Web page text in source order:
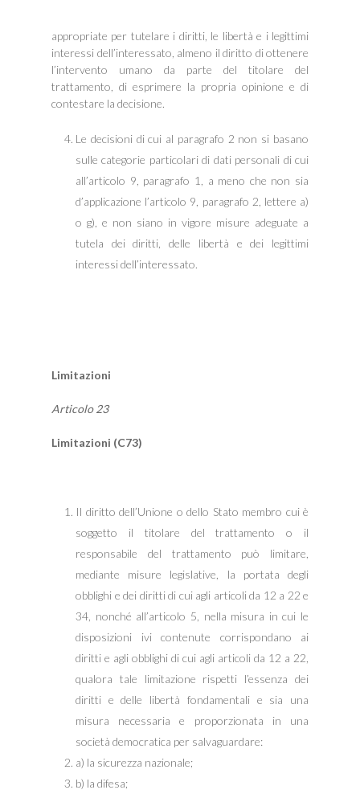
appropriate per tutelare i diritti, le libertà e i legittimi
interessi dell’interessato, almeno il diritto di ottenere
l’intervento umano da parte del titolare del
trattamento, di esprimere la propria opinione e di
contestare la decisione.
Le decisioni di cui al paragrafo 2 non si basano
sulle categorie particolari di dati personali di cui
all’articolo 9, paragrafo 1, a meno che non sia
d’applicazione l’articolo 9, paragrafo 2, lettere a)
o g), e non siano in vigore misure adeguate a
tutela dei diritti, delle libertà e dei legittimi
interessi dell’interessato.
Limitazioni
Articolo 23
Limitazioni (C73)
Il diritto dell’Unione o dello Stato membro cui è
soggetto il titolare del trattamento o il
responsabile del trattamento può limitare,
mediante misure legislative, la portata degli
obblighi e dei diritti di cui agli articoli da 12 a 22 e
34, nonché all’articolo 5, nella misura in cui le
disposizioni ivi contenute corrispondano ai
diritti e agli obblighi di cui agli articoli da 12 a 22,
qualora tale limitazione rispetti l’essenza dei
diritti e delle libertà fondamentali e sia una
misura necessaria e proporzionata in una
società democratica per salvaguardare:
a) la sicurezza nazionale;
b) la difesa;